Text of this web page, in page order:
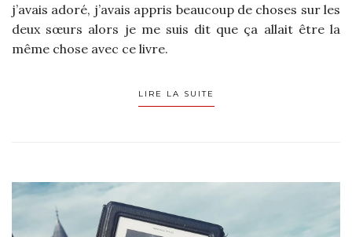
j’avais adoré, j’avais appris beaucoup de choses sur les
deux sœurs alors je me suis dit que ça allait être la
même chose avec ce livre.
LIRE LA SUITE